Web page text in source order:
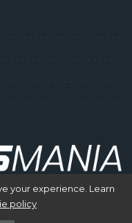
your experience. Learn
policy